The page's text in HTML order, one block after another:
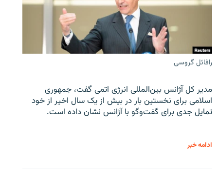
رافائل گروسی
مدیر کل آژانس بین‌المللی انرژی اتمی گفت، جمهوری
اسلامی برای نخستین بار در بیش از یک سال اخیر از خود
تمایل جدی برای گفت‌وگو با آژانس نشان داده است.
ادامه خبر